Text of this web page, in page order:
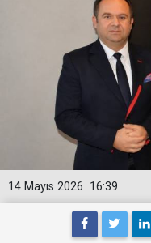
16:39
14 Mayıs 2026